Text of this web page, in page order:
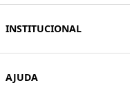
INSTITUCIONAL
AJUDA